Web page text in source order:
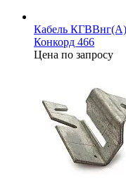
Кабель
Конкорд 466
Цена по запросу